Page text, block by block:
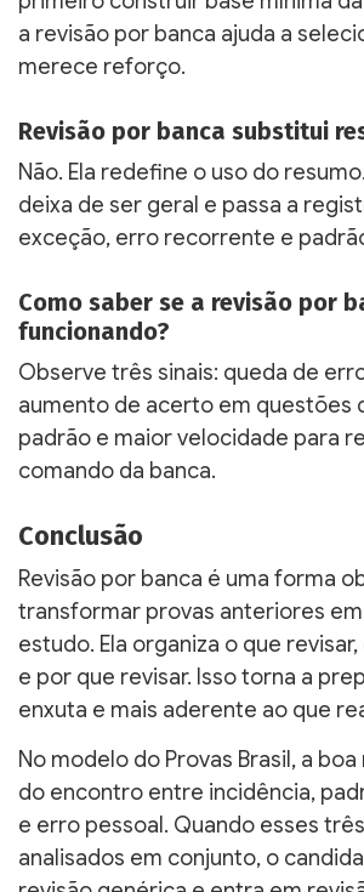
a revisão por banca ajuda a
merece reforço.
Revisão por banca substitui
Não. Ela redefine o uso do
deixa de ser geral e passa a
exceção, erro recorrente e
Como saber se a revisão por
funcionando?
Observe três sinais: queda de
aumento de acerto em questões
padrão e maior velocidade para
comando da banca.
Conclusão
Revisão por banca é uma forma
transformar provas anteriores
estudo. Ela organiza o que
e por que revisar. Isso torna a
enxuta e mais aderente ao que
No modelo do Provas Brasil, a
do encontro entre incidência,
e erro pessoal. Quando esses
analisados em conjunto, o